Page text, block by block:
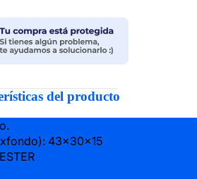
del producto
43x30x15